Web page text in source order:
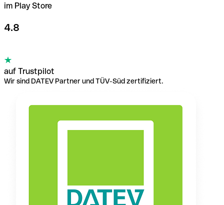
im Play Store
4.8
auf Trustpilot
Wir sind DATEV Partner und TÜV-Süd zertifiziert.